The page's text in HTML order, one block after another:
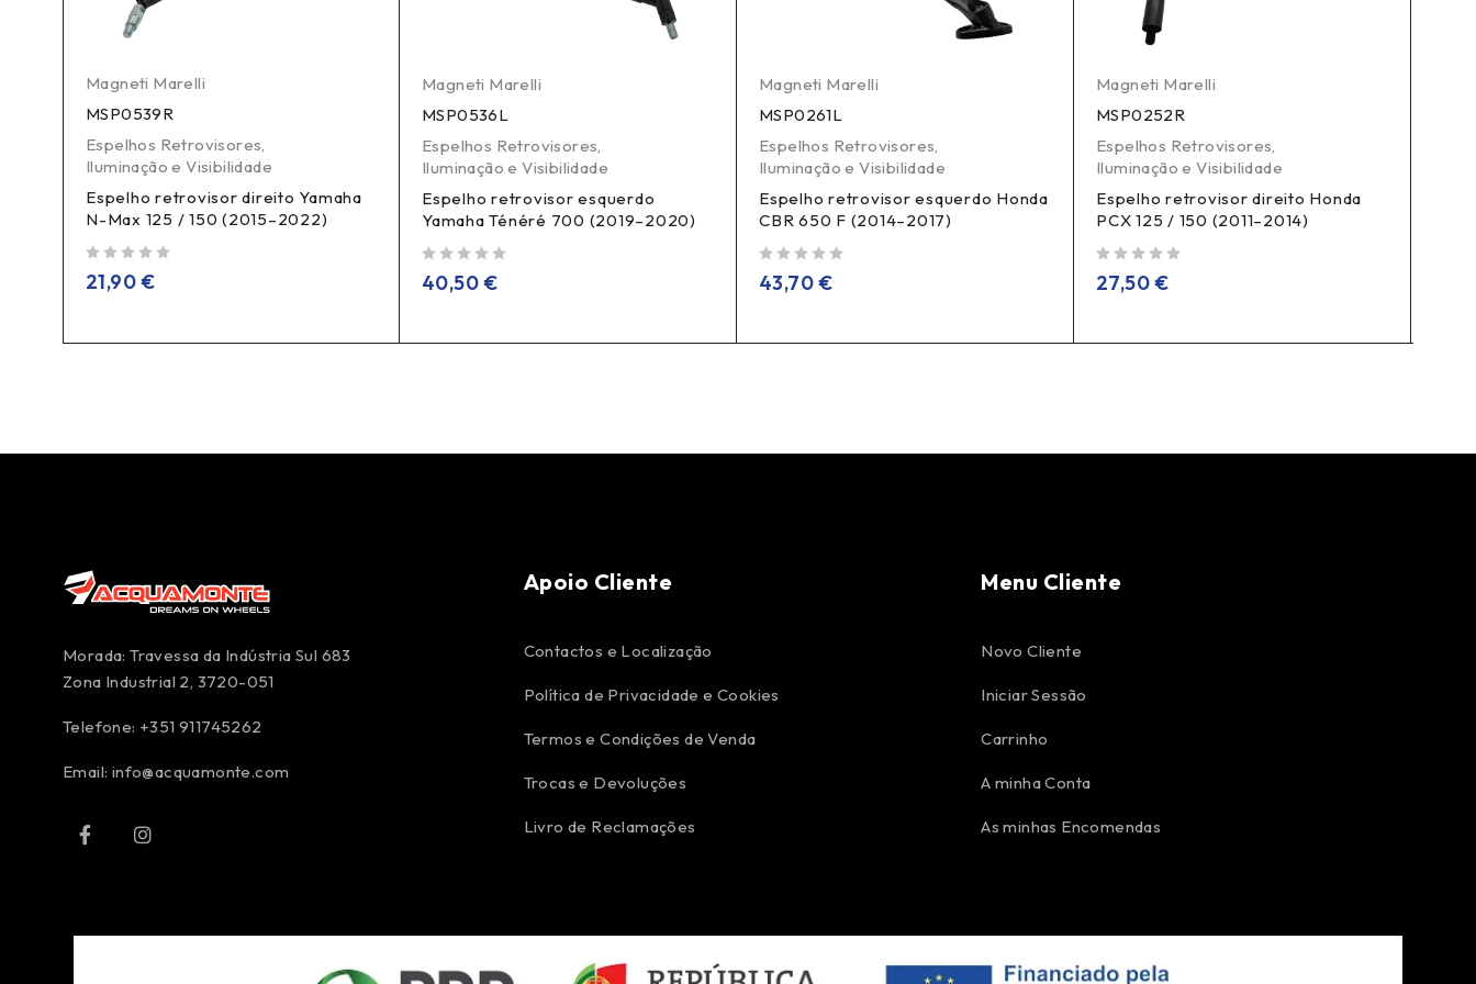
Magneti Marelli
MSP0539R
Espelhos Retrovisores,
Iluminação e Visibilidade
Espelho retrovisor direito Yamaha
N-Max 125 / 150 (2015–2022)
21,90€
Magneti Marelli
MSP0536L
Espelhos Retrovisores,
Iluminação e Visibilidade
Espelho retrovisor esquerdo
Yamaha Ténéré 700 (2019–2020)
40,50€
Magneti Marelli
MSP0261L
Espelhos Retrovisores,
Iluminação e Visibilidade
Espelho retrovisor esquerdo Honda
CBR 650 F (2014–2017)
43,70€
Magneti Marelli
MSP0252R
Espelhos Retrovisores,
Iluminação e Visibilidade
Espelho retrovisor direito Honda
PCX 125 / 150 (2011–2014)
27,50€
Morada: Travessa da Indústria Sul 683
Zona Industrial 2, 3720-051
Telefone: +351 911745262
Email: info@acquamonte.com
Apoio Cliente
Contactos e Localização
Política de Privacidade e Cookies
Termos e Condições de Venda
Trocas e Devoluções
Livro de Reclamações
Menu Cliente
Novo Cliente
Iniciar Sessão
Carrinho
A minha Conta
As minhas Encomendas